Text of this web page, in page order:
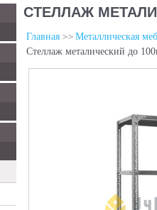
СТЕЛЛАЖ
Главная
Металлическая
Стеллаж металический до